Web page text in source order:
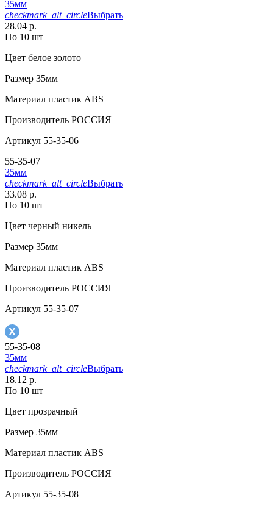
35мм
checkmark_alt_circleВыбрать
28.04 р.
По 10 шт
Цвет белое золото
Размер 35мм
Материал пластик АВS
Производитель РОССИЯ
Артикул 55-35-06
55-35-07
35мм
checkmark_alt_circleВыбрать
33.08 р.
По 10 шт
Цвет черный никель
Размер 35мм
Материал пластик АВS
Производитель РОССИЯ
Артикул 55-35-07
55-35-08
35мм
checkmark_alt_circleВыбрать
18.12 р.
По 10 шт
Цвет прозрачный
Размер 35мм
Материал пластик АВS
Производитель РОССИЯ
Артикул 55-35-08